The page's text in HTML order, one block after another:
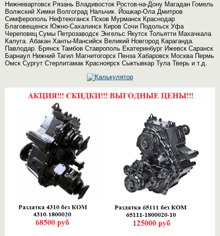
Нижневартовск Рязань Владивосток Ростов-на-Дону Магадан Гомель
Волжский Химки Волгоград Нальчик. Йошкар-Ола Дмитров
Симферополь Нефтеюганск Псков Мурманск Краснодар
Благовещенск Южно-Сахалинск Киров Сочи Подольск Уфа
Череповец Сумы Петрозаводск Энгельс Якутск Тольятти Махачкала
Калуга. Абакан Ханты-Мансийск Великий Новгород Караганда.
Павлодар. Брянск Тамбов Ставрополь Екатеринбург Ижевск Саранск
Барнаул Нижний Тагил Магнитогорск Пенза Хабаровск Москва Пермь
Омск Сургут Стерлитамак Красноярск Сыктывкар Тула Тверь и т.д.